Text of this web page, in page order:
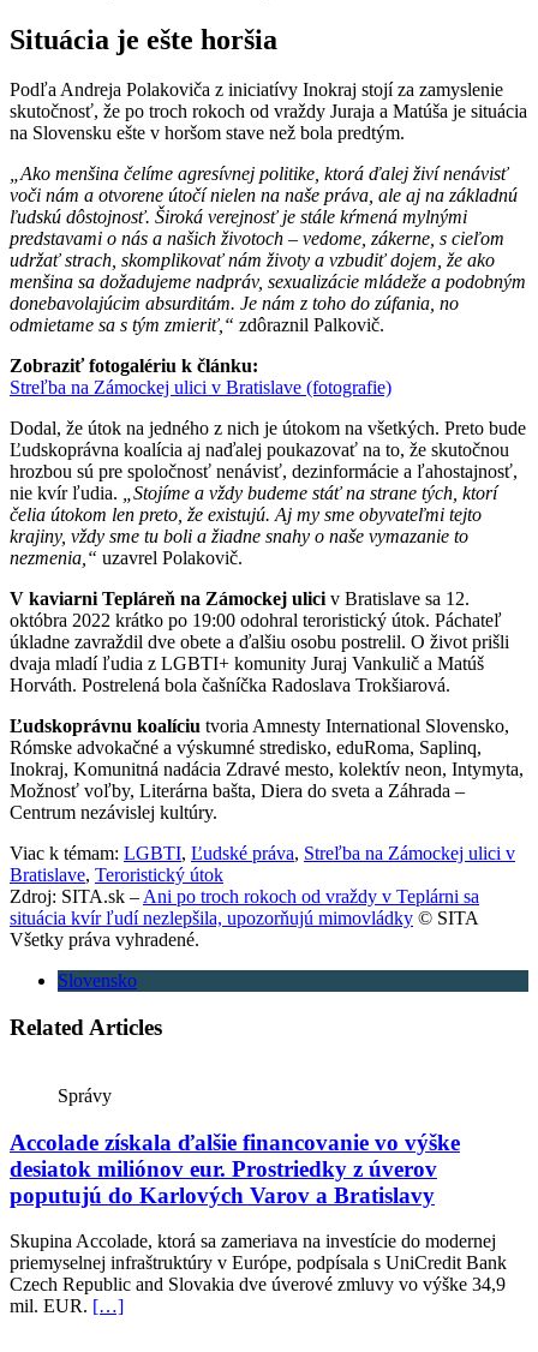
Situácia je ešte horšia
Podľa Andreja Polakoviča z iniciatívy Inokraj stojí za zamyslenie
skutočnosť, že po troch rokoch od vraždy Juraja a Matúša je situácia
na Slovensku ešte v horšom stave než bola predtým.
„Ako menšina čelíme agresívnej politike, ktorá ďalej živí nenávisť
voči nám a otvorene útočí nielen na naše práva, ale aj na základnú
ľudskú dôstojnosť. Široká verejnosť je stále kŕmená mylnými
predstavami o nás a našich životoch – vedome, zákerne, s cieľom
udržať strach, skomplikovať nám životy a vzbudiť dojem, že ako
menšina sa dožadujeme nadpráv, sexualizácie mládeže a podobným
donebavolajúcim absurditám. Je nám z toho do zúfania, no
odmietame sa s tým zmieriť,“ zdôraznil Palkovič.
Zobraziť fotogalériu k článku:
Streľba na Zámockej ulici v Bratislave (fotografie)
Dodal, že útok na jedného z nich je útokom na všetkých. Preto bude
Ľudskoprávna koalícia aj naďalej poukazovať na to, že skutočnou
hrozbou sú pre spoločnosť nenávisť, dezinformácie a ľahostajnosť,
nie kvír ľudia. „Stojíme a vždy budeme stáť na strane tých, ktorí
čelia útokom len preto, že existujú. Aj my sme obyvateľmi tejto
krajiny, vždy sme tu boli a žiadne snahy o naše vymazanie to
nezmenia,“ uzavrel Polakovič.
V kaviarni Tepláreň na Zámockej uliciv Bratislave sa 12.
októbra 2022 krátko po 19:00 odohral teroristický útok. Páchateľ
úkladne zavraždil dve obete a ďalšiu osobu postrelil. O život prišli
dvaja mladí ľudia z LGBTI+ komunity Juraj Vankulič a Matúš
Horváth. Postrelená bola čašníčka Radoslava Trokšiarová.
Ľudskoprávnu koalíciu tvoria Amnesty International Slovensko,
Rómske advokačné a výskumné stredisko, eduRoma, Saplinq,
Inokraj, Komunitná nadácia Zdravé mesto, kolektív neon, Intymyta,
Možnosť voľby, Literárna bašta, Diera do sveta a Záhrada –
Centrum nezávislej kultúry.
Viac k témam: LGBTI, Ľudské práva, Streľba na Zámockej ulici v
Bratislave, Teroristický útok
Zdroj: SITA.sk –Ani po troch rokoch od vraždy v Teplárni sa
situácia kvír ľudí nezlepšila, upozorňujú mimovládky © SITA
Všetky práva vyhradené.
Slovensko
Related Articles
Správy
Accolade získala ďalšie financovanie vo výške
desiatok miliónov eur. Prostriedky z úverov
poputujú do Karlových Varov a Bratislavy
Skupina Accolade, ktorá sa zameriava na investície do modernej
priemyselnej infraštruktúry v Európe, podpísala s UniCredit Bank
Czech Republic and Slovakia dve úverové zmluvy vo výške 34,9
mil. EUR. […]